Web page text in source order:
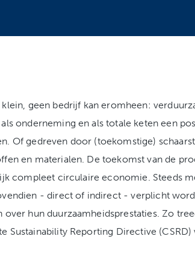
geen bedrijf kan eromheen:
onderneming en als totale keten een
Of gedreven door (toekomstige)
en materialen. De toekomst van de
compleet circulaire economie. Steeds
- direct of indirect - verplicht
over hun duurzaamheidsprestaties. Zo
Sustainability Reporting Directive (CSRD)